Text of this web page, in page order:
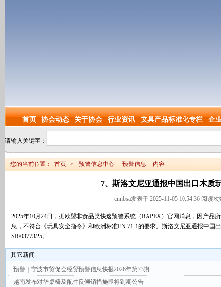
首页 协会动态 关于协会 行业资讯 文具产品标准化专栏 企
请输入关键字：
您的当前位置： 首页 > 预警信息中心 预警信息 内容
7、斯洛文尼亚通报中国出口木质
cnnbsa发表于 2025-11-05 10:54:36 阅读次
2025年10月24日，据欧盟非食品类快速预警系统（RAPEX）官网消息，因产品
息，不符合《玩具安全指令》和欧洲标准EN 71-1的要求。斯洛文尼亚通报中国
SR/03773/25。
其它新闻
预警｜宁波市贸促会经贸预警信息快报2026年第73期
越南发布对华桌椅及配件反倾销措施即将到期公告